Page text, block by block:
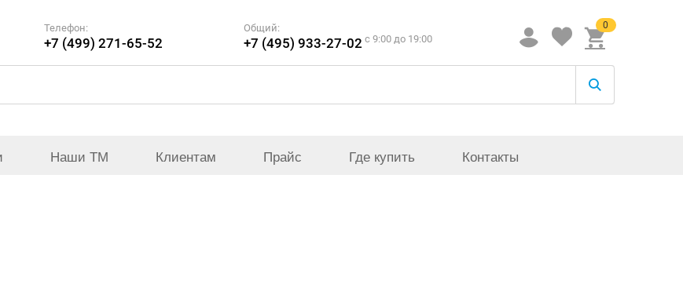
Телефон:
+7 (499) 271-65-52
Общий:
+7 (495) 933-27-02 c 9:00 до 19:00
0
Наши ТМ Клиентам Прайс Где купить Контакты